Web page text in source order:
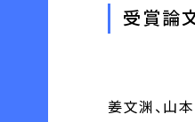
受賞論
姜文渊、山